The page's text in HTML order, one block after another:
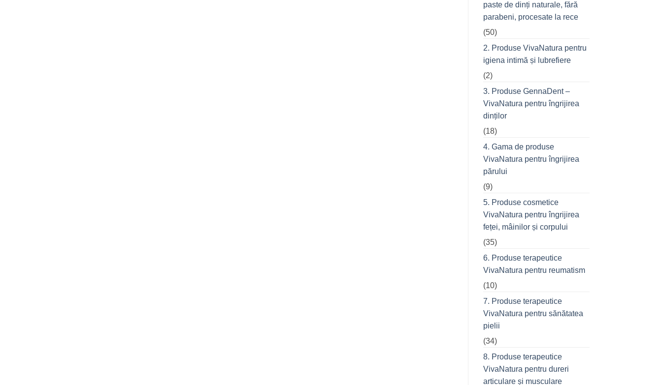
care
refuză
prietenii
în
oraș
paste de dinți naturale, fără
parabeni, procesate la rece
(50)
2. Produse VivaNatura pentru
igiena intimă și lubrefiere
(2)
3. Produse GennaDent –
VivaNatura pentru îngrijirea
dinților
(18)
4. Gama de produse
VivaNatura pentru îngrijirea
părului
(9)
5. Produse cosmetice
VivaNatura pentru îngrijirea
feței, mâinilor și corpului
(35)
6. Produse terapeutice
VivaNatura pentru reumatism
(10)
7. Produse terapeutice
VivaNatura pentru sănătatea
pielii
(34)
8. Produse terapeutice
VivaNatura pentru dureri
articulare și musculare